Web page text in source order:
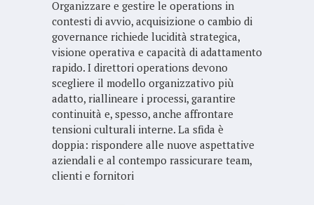
Organizzare e gestire le operations in
contesti di avvio, acquisizione o cambio di
governance richiede lucidità strategica,
visione operativa e capacità di adattamento
rapido. I direttori operations devono
scegliere il modello organizzativo più
adatto, riallineare i processi, garantire
continuità e, spesso, anche affrontare
tensioni culturali interne. La sfida è
doppia: rispondere alle nuove aspettative
aziendali e al contempo rassicurare team,
clienti e fornitori